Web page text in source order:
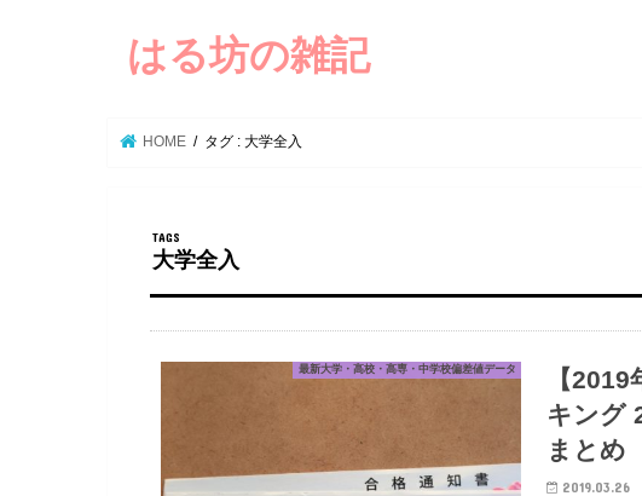
はる坊の雑記
HOME タグ : 大学全入
大学全入
最新大学・高校・高専・中学校偏差値データ
【
キング
まとめ
2019.03.26